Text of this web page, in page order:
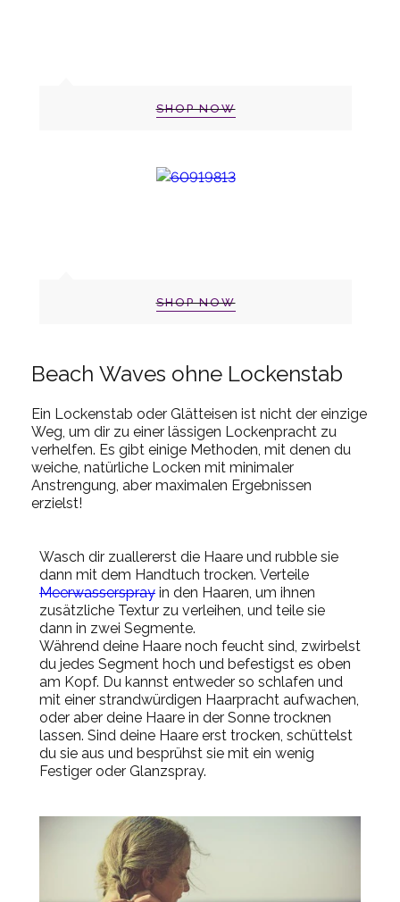
SHOP NOW
SHOP NOW
Beach Waves ohne Lockenstab
Ein Lockenstab oder Glätteisen ist nicht der einzige
Weg, um dir zu einer lässigen Lockenpracht zu
verhelfen. Es gibt einige Methoden, mit denen du
weiche, natürliche Locken mit minimaler
Anstrengung, aber maximalen Ergebnissen
erzielst!
Wasch dir zuallererst die Haare und rubble sie
dann mit dem Handtuch trocken. Verteile
Meerwasserspray in den Haaren, um ihnen
zusätzliche Textur zu verleihen, und teile sie
dann in zwei Segmente.
Während deine Haare noch feucht sind, zwirbelst
du jedes Segment hoch und befestigst es oben
am Kopf. Du kannst entweder so schlafen und
mit einer strandwürdigen Haarpracht aufwachen,
oder aber deine Haare in der Sonne trocknen
lassen. Sind deine Haare erst trocken, schüttelst
du sie aus und besprühst sie mit ein wenig
Festiger oder Glanzspray.